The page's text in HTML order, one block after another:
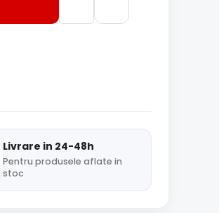
Livrare in 24-48h
Pentru produsele aflate in
stoc